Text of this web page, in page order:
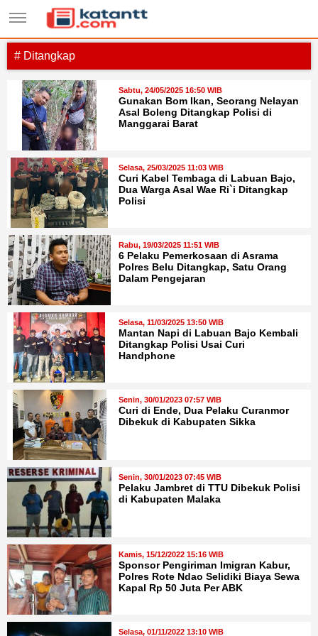
# Ditangkap
Sabtu, 24/05/2025 16:50 WIB
Gunakan Bom Ikan, Seorang Nelayan
Asal Boleng Ditangkap Polisi di
Manggarai Barat
Selasa, 25/03/2025 11:03 WIB
Curi Kabel Tembaga di Labuan Bajo,
Dua Warga Asal Wae Ri`i Ditangkap
Polisi
Rabu, 19/03/2025 11:51 WIB
6 Pelaku Pemerkosaan di Asrama
Polres Belu Ditangkap, Satu Orang
Dalam Pengejaran
Selasa, 11/03/2025 13:50 WIB
Mantan Napi di Labuan Bajo Kembali
Ditangkap Polisi Usai Curi
Handphone
Senin, 30/01/2023 07:57 WIB
Curi di Ende, Dua Pelaku Curanmor
Dibekuk di Kabupaten Sikka
Senin, 30/01/2023 07:45 WIB
Pelaku Jambret di TTU Dibekuk Polisi
di Kabupaten Malaka
Kamis, 15/12/2022 15:16 WIB
Sponsor Pengiriman Imigran Kabur,
Polres Rote Ndao Selidiki Biaya Sewa
Kapal Rp 50 Juta Per ABK
Selasa, 01/11/2022 13:10 WIB